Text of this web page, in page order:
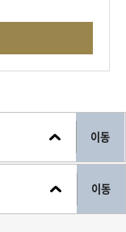
이동
이동